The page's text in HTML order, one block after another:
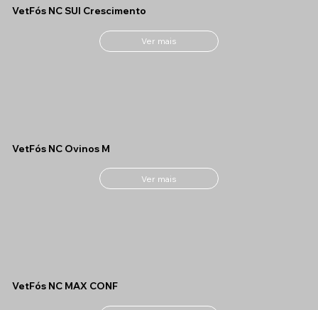
VetFós NC SUI Crescimento
Ver mais
VetFós NC Ovinos M
Ver mais
VetFós NC MAX CONF